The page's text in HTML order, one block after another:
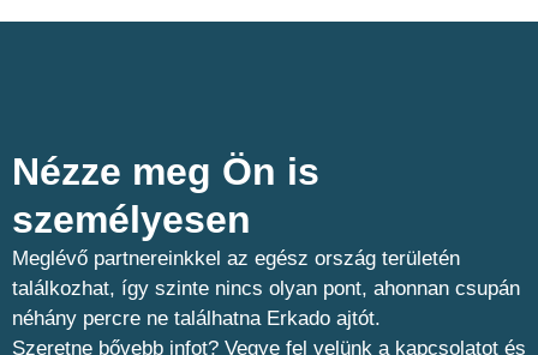
Nézze meg Ön is
személyesen​
Meglévő partnereinkkel az egész ország területén
találkozhat, így szinte nincs olyan pont, ahonnan csupán
néhány percre ne találhatna Erkado ajtót.
Szeretne bővebb infot? Vegye fel velünk a kapcsolatot és